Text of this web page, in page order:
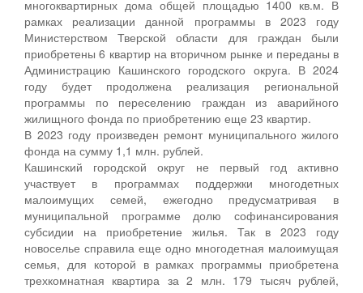
многоквартирных дома общей площадью 1400 кв.м. В
рамках реализации данной программы в 2023 году
Министерством Тверской области для граждан были
приобретены 6 квартир на вторичном рынке и переданы в
Администрацию Кашинского городского округа. В 2024
году будет продолжена реализация региональной
программы по переселению граждан из аварийного
жилищного фонда по приобретению еще 23 квартир.
В 2023 году произведен ремонт муниципального жилого
фонда на сумму 1,1 млн. рублей.
Кашинский городской округ не первый год активно
участвует в программах поддержки многодетных
малоимущих семей, ежегодно предусматривая в
муниципальной программе долю софинансирования
субсидии на приобретение жилья. Так в 2023 году
новоселье справила еще одно многодетная малоимущая
семья, для которой в рамках программы приобретена
трехкомнатная квартира за 2 млн. 179 тысяч рублей,